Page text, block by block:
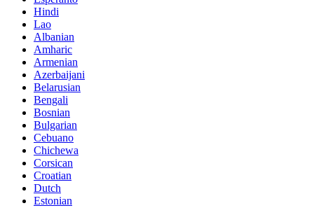
Hindi
Lao
Albanian
Amharic
Armenian
Azerbaijani
Belarusian
Bengali
Bosnian
Bulgarian
Cebuano
Chichewa
Corsican
Croatian
Dutch
Estonian